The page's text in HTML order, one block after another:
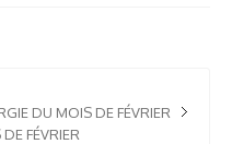
DU MOIS DE FÉVRIER
FÉVRIER